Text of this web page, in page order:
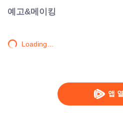
앱
예고&메이킹
Loading…